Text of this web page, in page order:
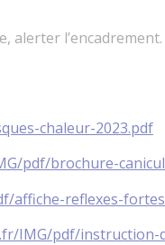
alerter l’encadrement.
chaleur-2023.pdf
pdf/brochure-
affiche-reflexes-
IMG/pdf/instruction-